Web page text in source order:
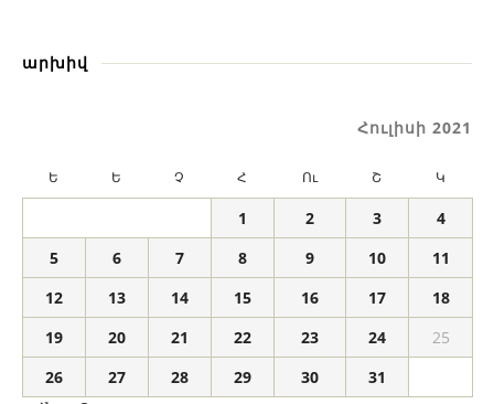
արխիվ
Հուլիսի 2021
Ե Ե Չ Հ Ու Շ Կ
1 2 3
4
5
6 7 8 9 10
11
12
13 14 15 16 17
18
19
20 21 22 23 24
25
26
27 28 29 30
31